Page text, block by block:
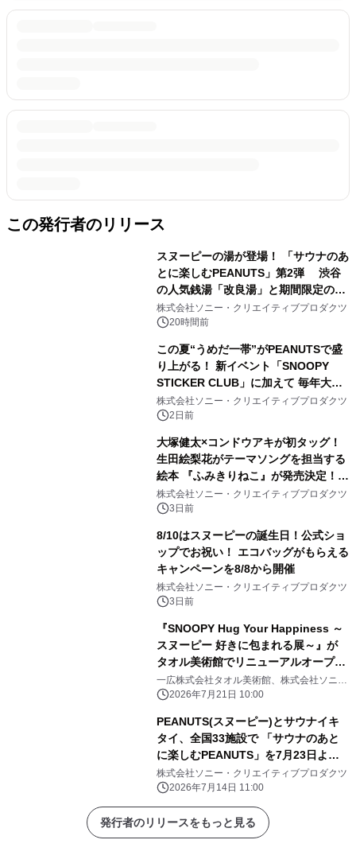
この発行者のリリース
スヌーピーの湯が登場！ 「サウナのあ
とに楽しむPEANUTS」第2弾 渋谷
の人気銭湯「改良湯」と期間限定のコ
ラボレーション サウナイキタイコラ
ボグッズも発売決定！
株式会社ソニー・クリエイティブプロダクツ
20時間前
この夏“うめだ一帯”がPEANUTSで盛
り上がる！ 新イベント「SNOOPY
STICKER CLUB」に加えて 毎年大好
評阪急の「うめだスヌーピーフェステ
ィバル」、 グラングリーン大阪 ショ
ップ&レストランでは 「I LIKE
SUMMER TIME with PEANUTS」を
初開催！
株式会社ソニー・クリエイティブプロダクツ
2日前
大塚健太×コンドウアキが初タッグ！
生田絵梨花がテーマソングを担当する
絵本 『ふみきりねこ』が発売決定！
LINEスタンプも同時リリース！
株式会社ソニー・クリエイティブプロダクツ
3日前
8/10はスヌーピーの誕生日！公式ショ
ップでお祝い！ エコバッグがもらえる
キャンペーンを8/8から開催
株式会社ソニー・クリエイティブプロダクツ
3日前
『SNOOPY Hug Your Happiness ～
スヌーピー 好きに包まれる展～』が
タオル美術館でリニューアルオープ
ン！
一広株式会社タオル美術館、株式会社ソニ
ー・クリエイティブプロダクツ
2026年7月21日 10:00
PEANUTS(スヌーピー)とサウナイキ
タイ、全国33施設で 「サウナのあと
に楽しむPEANUTS」を7月23日より
開催 限定冊子・ステッカー配布や
SNSキャンペーンも実施
株式会社ソニー・クリエイティブプロダクツ
2026年7月14日 11:00
発行者のリリースをもっと見る